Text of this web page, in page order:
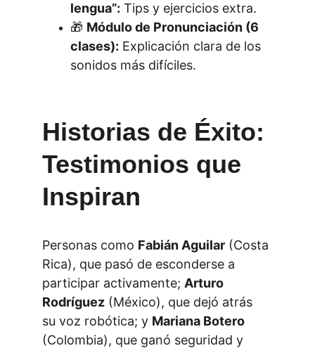
lengua”: Tips y ejercicios extra.
🎁 Módulo de Pronunciación (6
clases): Explicación clara de los
sonidos más difíciles.
Historias de Éxito:
Testimonios que
Inspiran
Personas como Fabián Aguilar (Costa
Rica), que pasó de esconderse a
participar activamente; Arturo
Rodríguez (México), que dejó atrás
su voz robótica; y Mariana Botero
(Colombia), que ganó seguridad y